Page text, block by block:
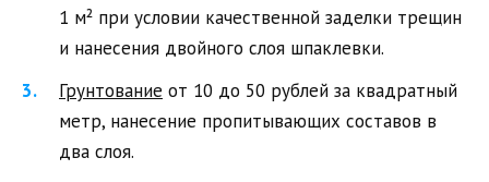
1 м² при условии качественной заделки трещин
и нанесения двойного слоя шпаклевки.
Грунтование от 10 до 50 рублей за квадратный
метр, нанесение пропитывающих составов в
два слоя.